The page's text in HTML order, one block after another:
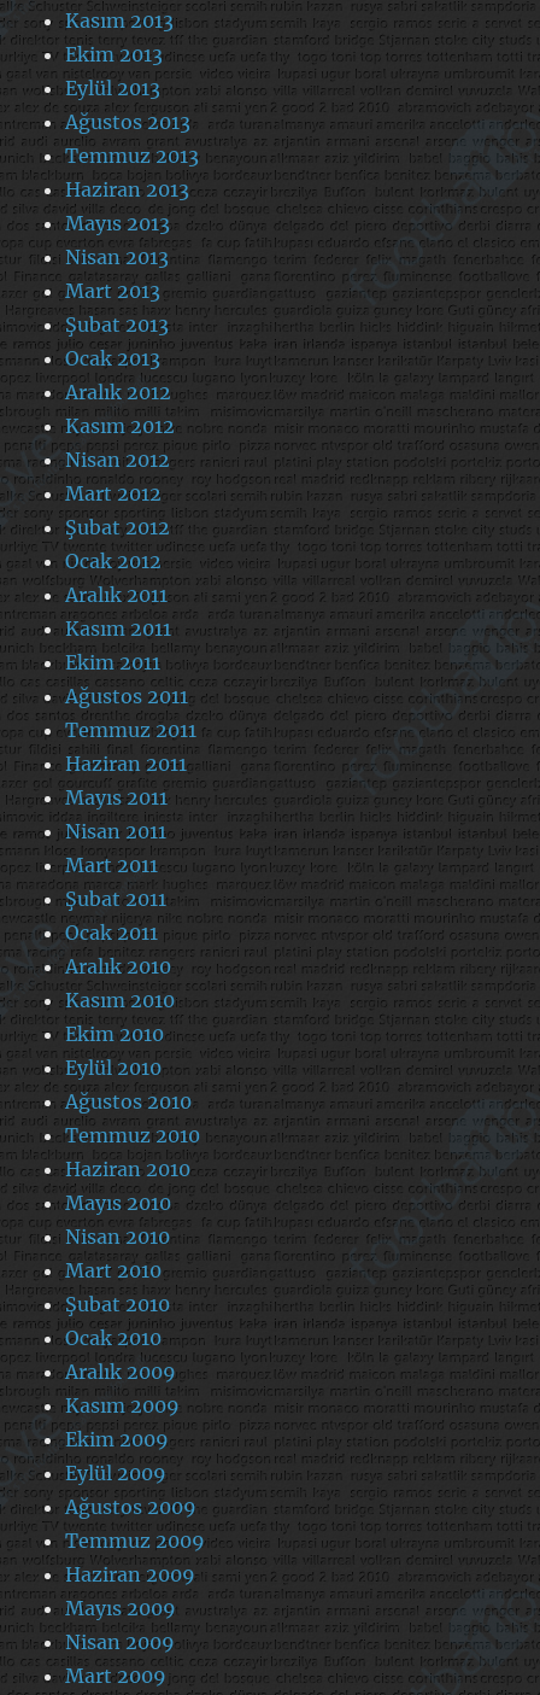
Kasım 2013
Ekim 2013
Eylül 2013
Ağustos 2013
Temmuz 2013
Haziran 2013
Mayıs 2013
Nisan 2013
Mart 2013
Şubat 2013
Ocak 2013
Aralık 2012
Kasım 2012
Nisan 2012
Mart 2012
Şubat 2012
Ocak 2012
Aralık 2011
Kasım 2011
Ekim 2011
Ağustos 2011
Temmuz 2011
Haziran 2011
Mayıs 2011
Nisan 2011
Mart 2011
Şubat 2011
Ocak 2011
Aralık 2010
Kasım 2010
Ekim 2010
Eylül 2010
Ağustos 2010
Temmuz 2010
Haziran 2010
Mayıs 2010
Nisan 2010
Mart 2010
Şubat 2010
Ocak 2010
Aralık 2009
Kasım 2009
Ekim 2009
Eylül 2009
Ağustos 2009
Temmuz 2009
Haziran 2009
Mayıs 2009
Nisan 2009
Mart 2009